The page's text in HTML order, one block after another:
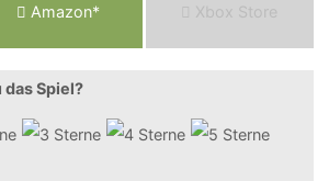
Amazon* Xbox Store
Spiel?